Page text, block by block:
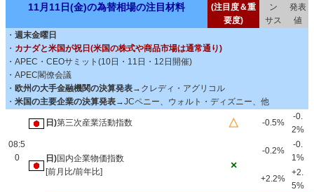
11月11日(金)の為替相場の注目材料
(注目度＆重
要度)
ン
サス
発表
値
・ 週末金曜日
・ カナダと米国が祝日(米国の株式や商品市場は通常通り)
・APEC・CEOサミット(10日・11日・12日開催)
・APEC閣僚会議
・ 欧州の大手金融機関の決算発表→クレディ・アグリコル
・ 米国の主要企業の決算発表→JCペニー、ウォルト・ディズニー、他
08:5
0
日)第三次産業活動指数 △ -0.5%
-0.
2%
日)国内企業物価指数
[前月比/前年比]
×
-0.2%
-0.
1%
+2.2%
+2.
5%